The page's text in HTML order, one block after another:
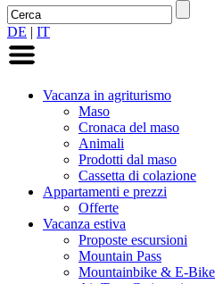
DE | IT
Vacanza in agriturismo
Maso
Cronaca del maso
Animali
Prodotti dal maso
Cassetta di colazione
Appartamenti e prezzi
Offerte
Vacanza estiva
Proposte escursioni
Mountain Pass
Mountainbike & E-Bike